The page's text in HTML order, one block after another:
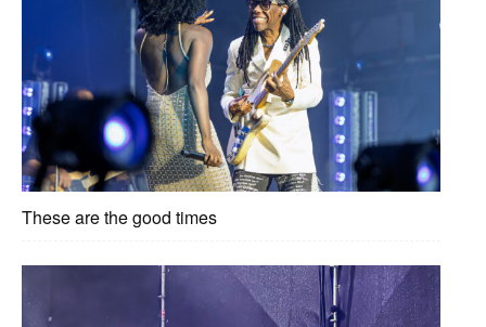
These are the good times